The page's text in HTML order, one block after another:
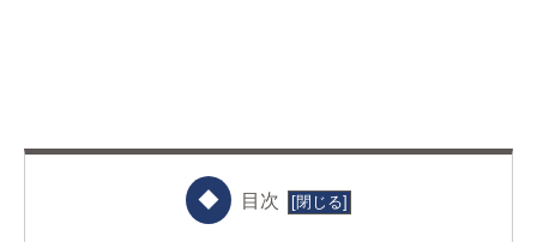
目次